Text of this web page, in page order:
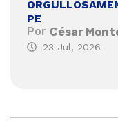
PE
Por César
23 Jul, 2026